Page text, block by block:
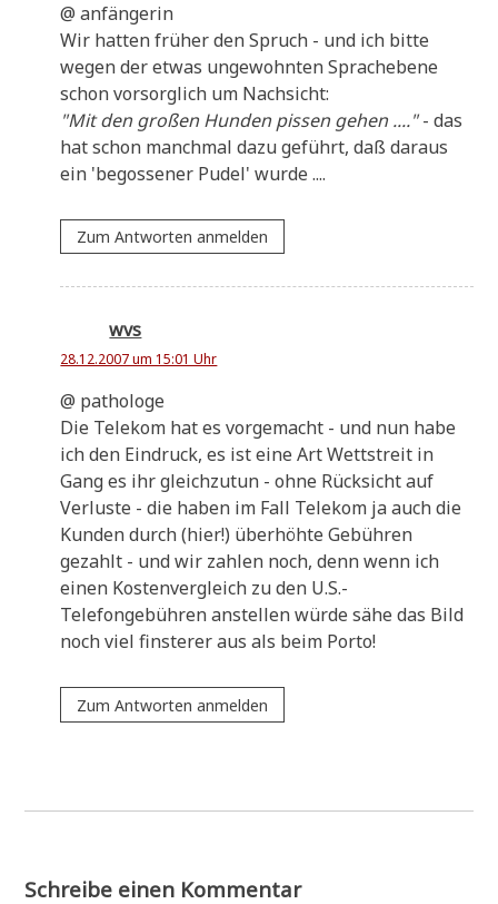
@ anfän­ge­rin
Wir hat­ten frü­her den Spruch - und ich bit­te
wegen der etwas unge­wohn­ten Sprach­ebe­ne
schon vor­sorg­lich um Nachsicht:
"Mit den gro­ßen Hun­den pis­sen gehen ...."- das
hat schon manch­mal dazu geführt, daß dar­aus
ein 'begos­se­ner Pudel' wurde ....
Zum Antworten anmelden
wvs
28.12.2007 um 15:01 Uhr
@ patho­lo­ge
Die Tele­kom hat es vor­ge­macht - und nun habe
ich den Ein­druck, es ist eine Art Wett­streit in
Gang es ihr gleich­zu­tun - ohne Rück­sicht auf
Ver­lu­ste - die haben im Fall Tele­kom ja auch die
Kun­den durch (hier!) über­höh­te Gebüh­ren
gezahlt - und wir zah­len noch, denn wenn ich
einen Kosten­ver­gleich zu den U.S.-
Telefongebühren anstel­len wür­de sähe das Bild
noch viel fin­ste­rer aus als beim Porto!
Zum Antworten anmelden
Schreibe einen Kommentar